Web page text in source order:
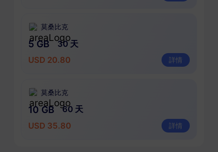
莫桑比克
5 GB
30 天
USD 20.80
詳情
莫桑比克
10 GB
60 天
USD 35.80
詳情